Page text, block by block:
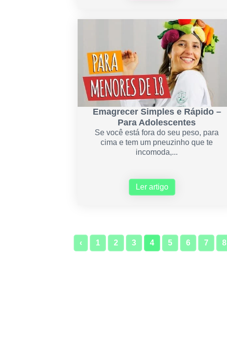
Emagrecer Simples e Rápido –
Para Adolescentes
Se você está fora do seu peso, para
cima e tem um pneuzinho que te
incomoda,...
Ler artigo
‹ 1 2 3 4 5 6 7 8